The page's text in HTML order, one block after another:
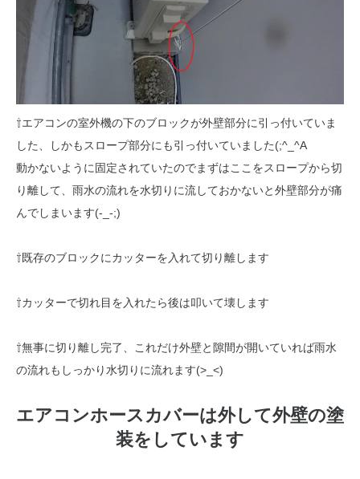
⇧エアコンの室外機の下のブロックが外壁部分に引っ付いていま
した、しかもスロープ部分にも引っ付いていました(;^_^A
動かないように固定されていたのでまずはここをスロープから切
り離して、雨水の流れを水切りに流しておかないと外壁部分が痛
んでしまいます(-_-;)
⇧既存のブロックにカッターを入れて切り離します
⇧カッターで切れ目を入れたら後は叩いて壊します
⇧無事に切り離し完了、これだけ外壁と隙間が開いていれば雨水
の流れもしっかり水切りに流れます(>_<)
エアコンホースカバーは外して外壁の塗
装をしています